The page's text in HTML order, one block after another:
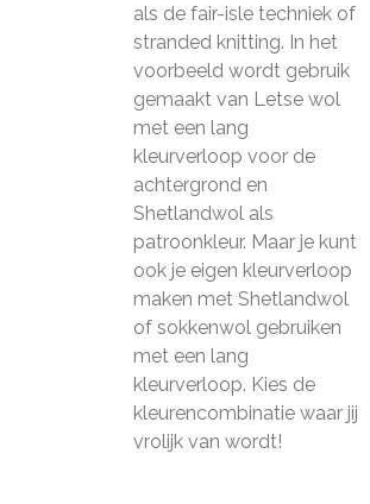
als de fair-isle techniek of
stranded knitting. In het
voorbeeld wordt gebruik
gemaakt van Letse wol
met een lang
kleurverloop voor de
achtergrond en
Shetlandwol als
patroonkleur. Maar je kunt
ook je eigen kleurverloop
maken met Shetlandwol
of sokkenwol gebruiken
met een lang
kleurverloop. Kies de
kleurencombinatie waar jij
vrolijk van wordt!